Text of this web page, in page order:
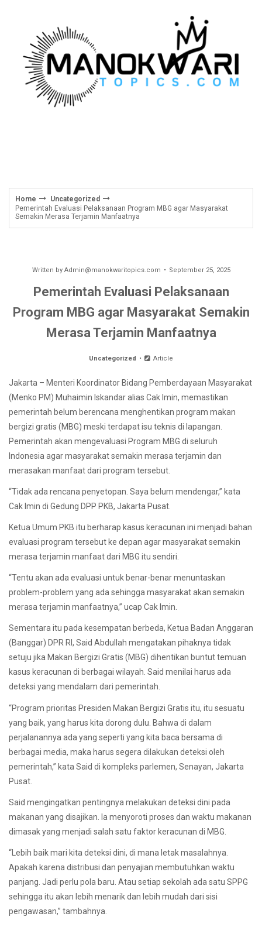
Home
Uncategorized
Pemerintah Evaluasi Pelaksanaan Program MBG agar Masyarakat
Semakin Merasa Terjamin Manfaatnya
Written by Admin@manokwaritopics.com September 25, 2025
Pemerintah Evaluasi Pelaksanaan
Program MBG agar Masyarakat Semakin
Merasa Terjamin Manfaatnya
Uncategorized Article
Jakarta – Menteri Koordinator Bidang Pemberdayaan Masyarakat
(Menko PM) Muhaimin Iskandar alias Cak Imin, memastikan
pemerintah belum berencana menghentikan program makan
bergizi gratis (MBG) meski terdapat isu teknis di lapangan.
Pemerintah akan mengevaluasi Program MBG di seluruh
Indonesia agar masyarakat semakin merasa terjamin dan
merasakan manfaat dari program tersebut.
“Tidak ada rencana penyetopan. Saya belum mendengar,” kata
Cak Imin di Gedung DPP PKB, Jakarta Pusat.
Ketua Umum PKB itu berharap kasus keracunan ini menjadi bahan
evaluasi program tersebut ke depan agar masyarakat semakin
merasa terjamin manfaat dari MBG itu sendiri.
“Tentu akan ada evaluasi untuk benar-benar menuntaskan
problem-problem yang ada sehingga masyarakat akan semakin
merasa terjamin manfaatnya,” ucap Cak Imin.
Sementara itu pada kesempatan berbeda, Ketua Badan Anggaran
(Banggar) DPR RI, Said Abdullah mengatakan pihaknya tidak
setuju jika Makan Bergizi Gratis (MBG) dihentikan buntut temuan
kasus keracunan di berbagai wilayah. Said menilai harus ada
deteksi yang mendalam dari pemerintah.
“Program prioritas Presiden Makan Bergizi Gratis itu, itu sesuatu
yang baik, yang harus kita dorong dulu. Bahwa di dalam
perjalanannya ada yang seperti yang kita baca bersama di
berbagai media, maka harus segera dilakukan deteksi oleh
pemerintah,” kata Said di kompleks parlemen, Senayan, Jakarta
Pusat.
Said mengingatkan pentingnya melakukan deteksi dini pada
makanan yang disajikan. Ia menyoroti proses dan waktu makanan
dimasak yang menjadi salah satu faktor keracunan di MBG.
“Lebih baik mari kita deteksi dini, di mana letak masalahnya.
Apakah karena distribusi dan penyajian membutuhkan waktu
panjang. Jadi perlu pola baru. Atau setiap sekolah ada satu SPPG
sehingga itu akan lebih menarik dan lebih mudah dari sisi
pengawasan,” tambahnya.